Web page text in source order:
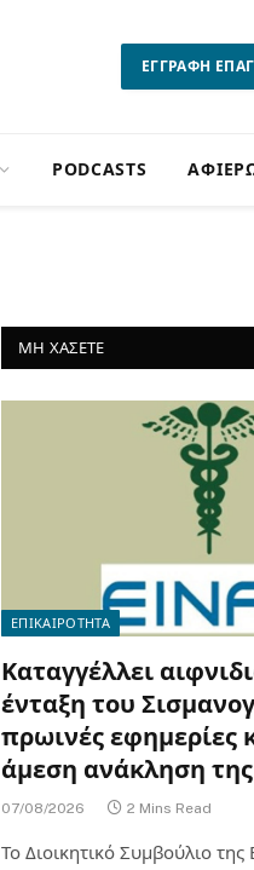
ΕΓΓΡΑΦΗ
PODCASTS
ΜΗ ΧΑΣΕΤΕ
ΕΠΙΚΑΙΡΟΤΗΤΑ
Καταγγέλλει
ένταξη του
πρωινές εφημερίες
άμεση ανάκληση
07/08/2026 2 Mins Read
Το Διοικητικό Συμβούλιο της